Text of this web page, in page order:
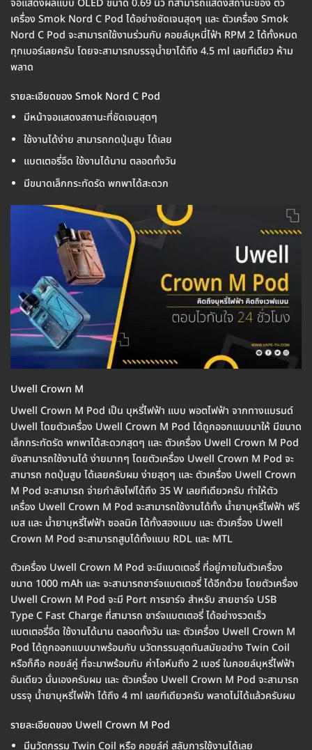
จอแสดงผลแบบ OLED ขนาด 0.69 นิ้ว ที่สามารถแสดงสถานะของ ตัว
เครื่อง Smok Nord C Pod ได้อย่างชัดเจนสุดๆ และ ตัวเครื่อง Smok
Nord C Pod จะสามารถใช้งานร่วมกับ คอยล์บุหนี่ไฟ้า RPM 2 ได้ทั้งหมด
ทุกเบอร์เลยครับ โดยจะสามารถบรรจุน้ำยาได้ถึง 4.5 ml เลยทีเดียว ห้าม
พลาด
รายละเอียดของ Smok Nord C Pod
มีหน้าจอแสดงสถานะที่ชัดเจนสุดๆ
ใช้งานได้ง่าย สามารถกดปุ่มสูบ ได้เลย
แบตเตอรี่อึด ใช้งานได้นาน ตลอดทั้งวัน
มีขนาดเล็กกระทัดรัด พกพาได้สะดวก
Uwell Crown M
Uwell Crown M Pod เป็น บุหรี่ไฟฟ้า แบบ พอตไฟฟ้า จากทางแบรนด์
Uwell โดยตัวเครื่อง Uwell Crown M Pod ได้ถูกออกแบบมาให้ มีขนาด
เล็กกระทัดรัด พกพาได้สะดวกสุดๆ และ ตัวเครื่อง Uwell Crown M Pod
ยังสามารถใช้งานได้ ง่ายมากๆ โดยตัวเครื่อง Uwell Crown M Pod จะ
สามารถ กดปุ่มสูบ ได้เลยครับผม ง่ายสุดๆ และ ตัวเครื่อง Uwell Crown
M Pod จะสามารถ จ่ายกำลังไฟได้ถึง 35 W เลยทีเดียวครับ ทำให้ตัว
เครื่อง Uwell Crown M Pod จะสามารถใช้งานได้ทั้ง น้ำยาบุหรี่ไฟฟ้า ฟรี
เบส และ น้ำยาบุหรี่ไฟฟ้า ซอลนิค ได้ทั้งสองแบบ และ ตัวเครื่อง Uwell
Crown M Pod จะสามารถสูบได้ทั้งแบบ RDL และ MTL
ตัวเครื่อง Uwell Crown M Pod จะมีแบตเตอรี่ ที่อยู่ภายในตัวเครื่อง
ขนาด 1000 mAh และ จะสามารถชาร์จแบตเตอรี่ ได้อีกด้วย โดยตัวเครื่อง
Uwell Crown M Pod จะมี Port การชาร์จ สำหรับ สายชาร์จ USB
Type C Fast Charge ที่สามารถ ชาร์จแบตเตอรี่ ได้อย่างรวดเร็ว
แบตเตอรี่อึด ใช้งานได้นาน ตลอดทั้งวัน และ ตัวเครื่อง Uwell Crown M
Pod ได้ถูกออกแบบมาพร้อมกับ นวัตกรรมสุดทันสมัยอย่าง Twin Coil
หรือก็คือ คอยล์คู่ ที่จะมาพร้อมกับ ค่าโอห์มถึง 2 เบอร์ ในคอยล์บุหรี่ไฟฟ้า
อันเดียว นั่นเองครับผม และ ตัวเครื่อง Uwell Crown M Pod จะสามารถ
บรรจุ น้ำยาบุหรี่ไฟฟ้า ได้ถึง 4 ml เลยทีเดียวครับ พลาดไม่ได้แล้วครับผม
รายละเอียดของ Uwell Crown M Pod
มีนวัตกรรม Twin Coil หรือ คอยล์คู่ สลับการใช้งานได้เลย